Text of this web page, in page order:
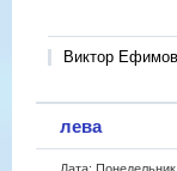
Виктор
лева